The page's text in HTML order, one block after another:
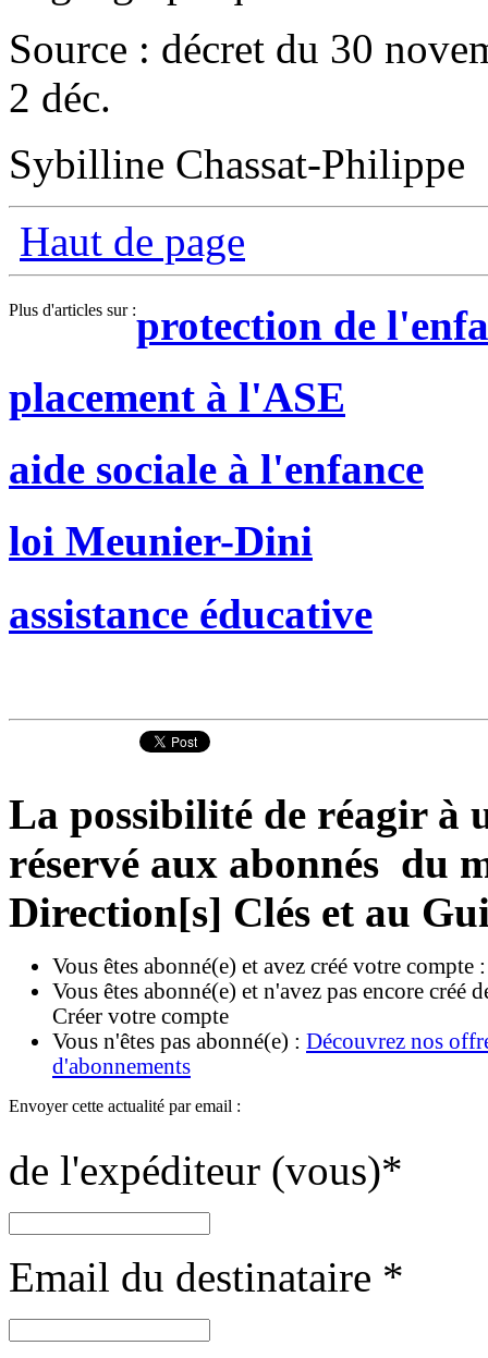
Source : décret du 30
2 déc.
Sybilline Chassat-Philippe
Haut de page
Plus d'articles sur :protection de
placement à l'ASE
aide sociale à l'enfance
loi Meunier-Dini
assistance éducative
La possibilité de réagir à
réservé aux abonnés du
Direction[s] Clés et au
Vous êtes abonné(e) et avez créé votre compte
Vous êtes abonné(e) et n'avez pas encore créé
Créer votre compte
Vous n'êtes pas abonné(e) : Découvrez nos
d'abonnements
Envoyer cette actualité par email :
de l'expéditeur (vous)*
Email du destinataire *